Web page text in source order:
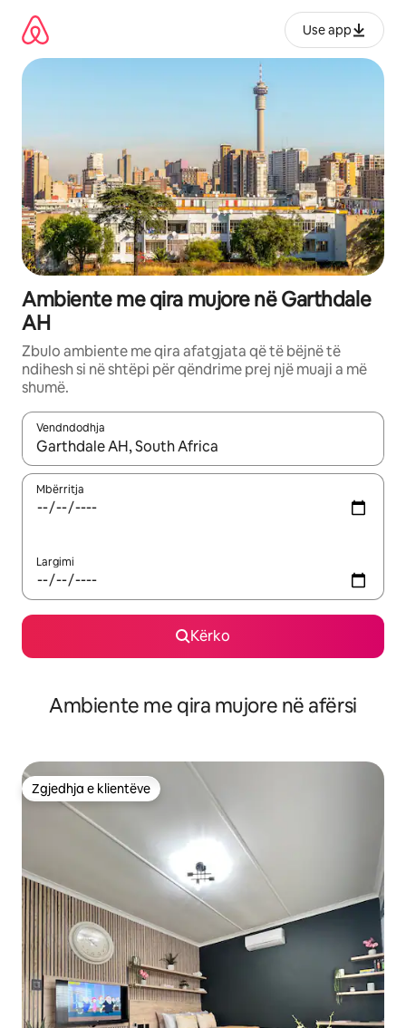
përmbajtja
Use app
Ambiente me qira mujore në Garthdale
AH
Zbulo ambiente me qira afatgjata që të bëjnë të
ndihesh si në shtëpi për qëndrime prej një muaji a më
shumë.
Vendndodhja
Kur rezultatet të jenë të disponueshme, lëviz me butonat e
Mbërritja
Largimi
Kërko
Ambiente me qira mujore në afërsi
Zgjedhja e klientëve
Zgjedhja e klientëve